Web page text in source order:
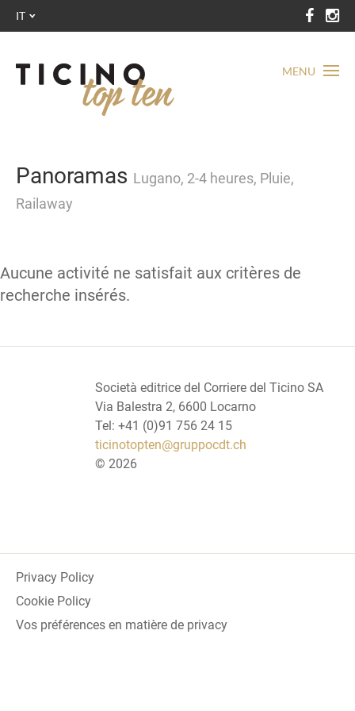
MENU
IT
Panoramas Lugano, 2-4 heures, Pluie,
Railaway
Aucune activité ne satisfait aux critères de
recherche insérés.
Società editrice del Corriere del Ticino SA
Via Balestra 2, 6600 Locarno
Tel: +41 (0)91 756 24 15
ticinotopten@gruppocdt.ch
© 2026
Privacy Policy
Cookie Policy
Vos préférences en matière de privacy